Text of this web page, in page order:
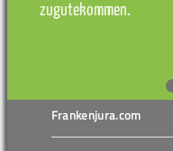
zugutekommen.
Frankenjura.com